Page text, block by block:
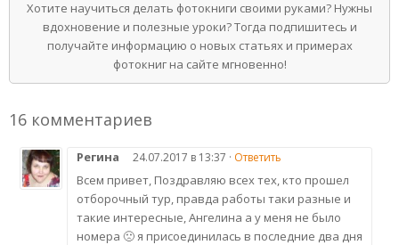
Хотите научиться делать фотокниги своими руками? Нужны
вдохновение и полезные уроки? Тогда подпишитесь и
получайте информацию о новых статьях и примерах
фотокниг на сайте мгновенно!
16 комментариев
Регина 24.07.2017 в 13:37 · Ответить
Всем привет, Поздравляю всех тех, кто прошел
отборочный тур, правда работы таки разные и
такие интересные, Ангелина а у меня не было
номера 🙁 я присоединилась в последние два дня